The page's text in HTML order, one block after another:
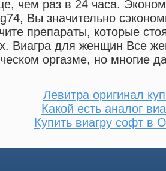
чем раз в 24 часа.
Вы значительно
препараты, которые
Виагра для женщин Все
оргазме, но многие
Левитра оригинал
Какой есть аналог
Купить виагру софт в